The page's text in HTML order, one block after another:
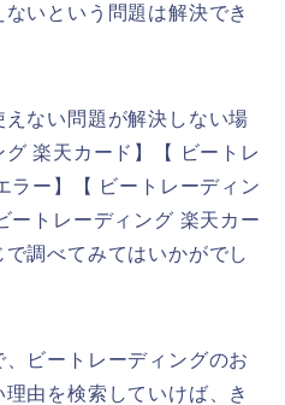
いという問題は解決でき
ない問題が解決しない場
楽天カード】【 ビートレ
ー】【 ビートレーディン
トレーディング 楽天カー
調べてみてはいかがでし
ビートレーディングのお
由を検索していけば、き